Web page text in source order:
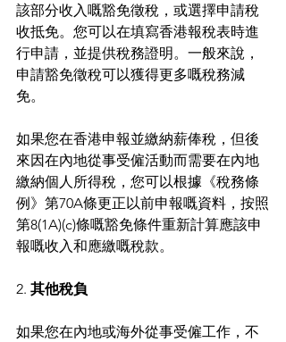
該部分收入嘅豁免徵稅，或選擇申請稅
收抵免。您可以在填寫香港報稅表時進
行申請，並提供稅務證明。一般來說，
申請豁免徵稅可以獲得更多嘅稅務減
免。
如果您在香港申報並繳納薪俸稅，但後
來因在內地從事受僱活動而需要在內地
繳納個人所得稅，您可以根據《稅務條
例》第70A條更正以前申報嘅資料，按照
第8(1A)(c)條嘅豁免條件重新計算應該申
報嘅收入和應繳嘅稅款。
2. 其他稅負
如果您在內地或海外從事受僱工作，不